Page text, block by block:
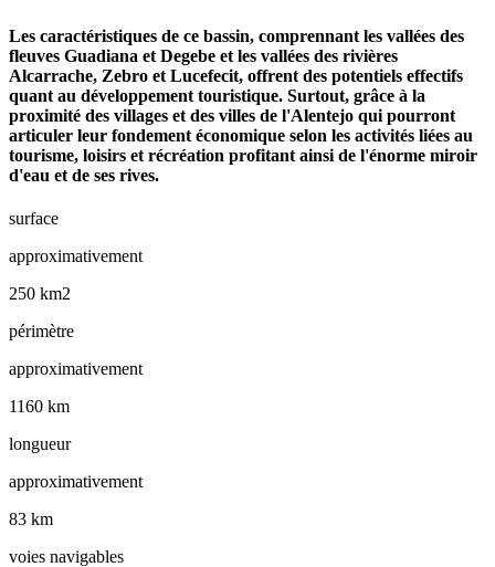
Les caractéristiques de ce bassin, comprennant les vallées des
fleuves Guadiana et Degebe et les vallées des rivières
Alcarrache, Zebro et Lucefecit, offrent des potentiels effectifs
quant au développement touristique. Surtout, grâce à la
proximité des villages et des villes de l'Alentejo qui pourront
articuler leur fondement économique selon les activités liées au
tourisme, loisirs et récréation profitant ainsi de l'énorme miroir
d'eau et de ses rives.
surface
approximativement
250 km2
périmètre
approximativement
1160 km
longueur
approximativement
83 km
voies navigables